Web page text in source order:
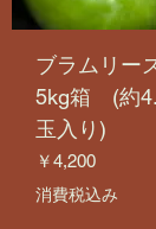
ブラムリー
5kg箱 (約
玉入り)
価格
￥4,200
消費税込み